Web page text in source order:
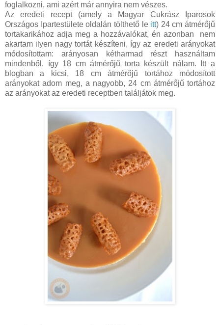
foglalkozni, ami azért már annyira nem vészes.
Az eredeti recept (amely a Magyar Cukrász Iparosok
Országos Ipartestülete oldalán tölthető leitt) 24 cm átmérőjű
tortakarikához adja meg a hozzávalókat, én azonban nem
akartam ilyen nagy tortát készíteni, így az eredeti arányokat
módosítottam: arányosan kétharmad részt használtam
mindenből, így 18 cm átmérőjű torta készült nálam. Itt a
blogban a kicsi, 18 cm átmérőjű tortához módosított
arányokat adom meg, a nagyobb, 24 cm átmérőjű tortához
az arányokat az eredeti receptben találjátok meg.